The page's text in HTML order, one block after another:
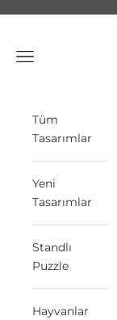
Menü
Tüm
Tasarımlar
Yeni
Tasarımlar
Standlı
Puzzle
Hayvanlar